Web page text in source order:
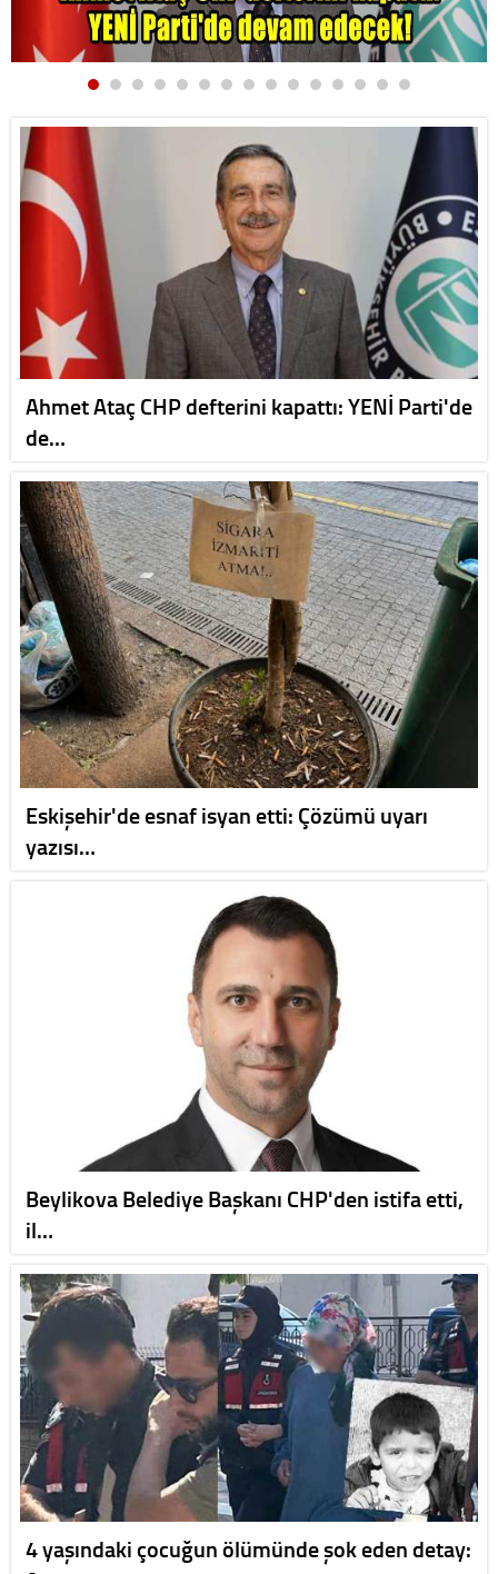
Ahmet Ataç CHP defterini kapattı: YENİ Parti'de
de…
Eskişehir'de esnaf isyan etti: Çözümü uyarı
yazısı…
Beylikova Belediye Başkanı CHP'den istifa etti,
il…
4 yaşındaki çocuğun ölümünde şok eden detay: